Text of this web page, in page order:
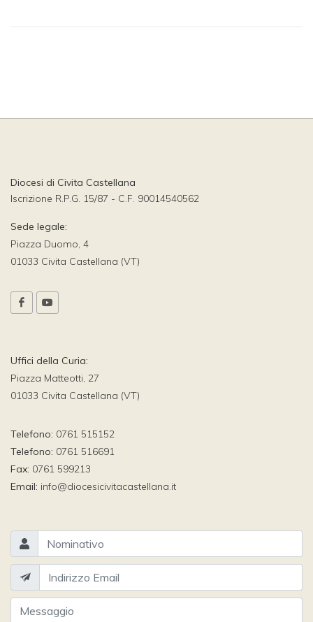
Diocesi di Civita Castellana
Iscrizione R.P.G. 15/87 - C.F. 90014540562
Sede legale:
Piazza Duomo, 4
01033 Civita Castellana (VT)
Uffici della Curia:
Piazza Matteotti, 27
01033 Civita Castellana (VT)
Telefono: 0761 515152
Telefono: 0761 516691
Fax: 0761 599213
Email: info@diocesicivitacastellana.it